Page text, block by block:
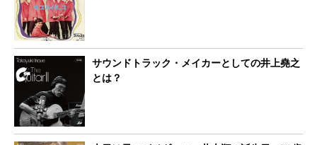
サウンドトラック・メイカーとしての井上堯之
とは？